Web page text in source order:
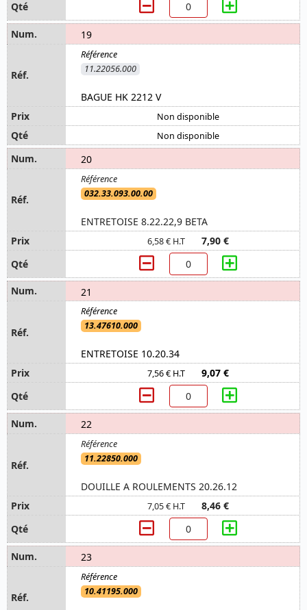
19
11.22056.000
BAGUE HK 2212 V
Non disponible
Non disponible
20
032.33.093.00.00
ENTRETOISE 8.22.22,9 BETA
6,58 € H.T 7,90 €
21
13.47610.000
ENTRETOISE 10.20.34
7,56 € H.T 9,07 €
22
11.22850.000
DOUILLE A ROULEMENTS 20.26.12
7,05 € H.T 8,46 €
23
10.41195.000